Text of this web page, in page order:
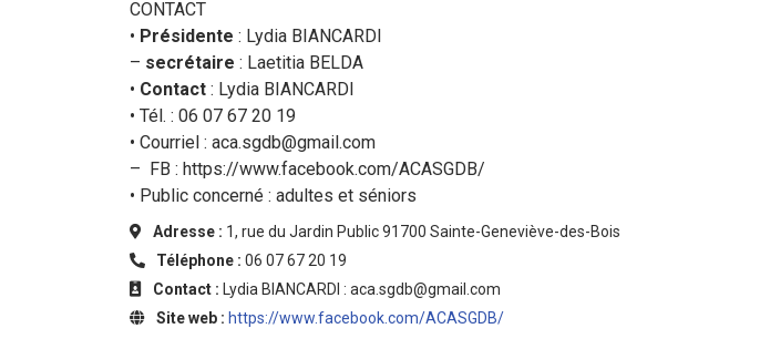
CONTACT
• Présidente : Lydia BIANCARDI
– secrétaire : Laetitia BELDA
• Contact : Lydia BIANCARDI
• Tél. : 06 07 67 20 19
• Courriel : aca.sgdb@gmail.com
– FB : https://www.facebook.com/ACASGDB/
• Public concerné : adultes et séniors
Adresse : 1, rue du Jardin Public 91700 Sainte-Geneviève-des-Bois
Téléphone : 06 07 67 20 19
Contact : Lydia BIANCARDI : aca.sgdb@gmail.com
Site web : https://www.facebook.com/ACASGDB/